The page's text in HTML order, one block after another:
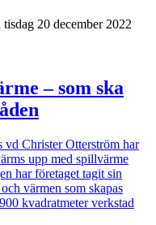
20 december 2022
– som ska
Christer Otterström har
upp med spillvärme
har företaget tagit sin
värmen som skapas
kvadratmeter verkstad